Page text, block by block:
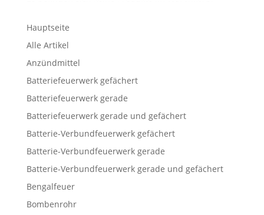
Hauptseite
Alle Artikel
Anzündmittel
Batteriefeuerwerk gefächert
Batteriefeuerwerk gerade
Batteriefeuerwerk gerade und gefächert
Batterie-Verbundfeuerwerk gefächert
Batterie-Verbundfeuerwerk gerade
Batterie-Verbundfeuerwerk gerade und gefächert
Bengalfeuer
Bombenrohr